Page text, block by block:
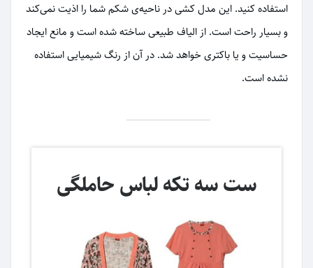
استفاده کنید. این مدل کشی در ناحیه‌ی شکم شما را اذیت نمی‌کند
و بسیار راحت است. از الیاف طبیعی ساخته شده است و مانع ایجاد
حساسیت و یا باکتری خواهد شد. در آن از رنگ شیمیایی استفاده
نشده است.
ست سه تکه لباس حاملگی